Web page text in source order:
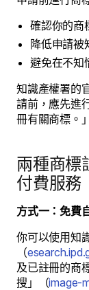
確認你的商
降低申請被
避免在不知
知識產權署的
請前，應先進
冊有關商標。」
兩種商標
付費服務
方式一：免費
你可以使用知
（
及已註冊的商
搜」（image-